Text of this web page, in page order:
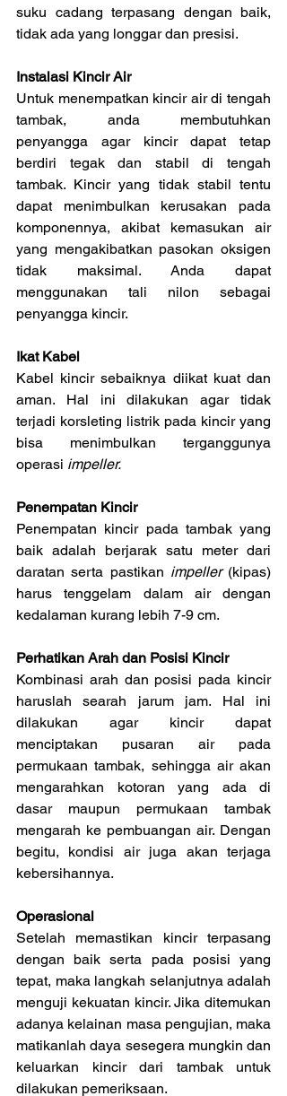
suku cadang terpasang dengan baik,
tidak ada yang longgar dan presisi.
Instalasi Kincir Air
Untuk menempatkan kincir air di tengah
tambak, anda membutuhkan
penyangga agar kincir dapat tetap
berdiri tegak dan stabil di tengah
tambak. Kincir yang tidak stabil tentu
dapat menimbulkan kerusakan pada
komponennya, akibat kemasukan air
yang mengakibatkan pasokan oksigen
tidak maksimal. Anda dapat
menggunakan tali nilon sebagai
penyangga kincir.
Ikat Kabel
Kabel kincir sebaiknya diikat kuat dan
aman. Hal ini dilakukan agar tidak
terjadi korsleting listrik pada kincir yang
bisa menimbulkan terganggunya
operasi impeller.
Penempatan Kincir
Penempatan kincir pada tambak yang
baik adalah berjarak satu meter dari
daratan serta pastikan impeller (kipas)
harus tenggelam dalam air dengan
kedalaman kurang lebih 7-9 cm.
Perhatikan Arah dan Posisi Kincir
Kombinasi arah dan posisi pada kincir
haruslah searah jarum jam. Hal ini
dilakukan agar kincir dapat
menciptakan pusaran air pada
permukaan tambak, sehingga air akan
mengarahkan kotoran yang ada di
dasar maupun permukaan tambak
mengarah ke pembuangan air. Dengan
begitu, kondisi air juga akan terjaga
kebersihannya.
Operasional
Setelah memastikan kincir terpasang
dengan baik serta pada posisi yang
tepat, maka langkah selanjutnya adalah
menguji kekuatan kincir. Jika ditemukan
adanya kelainan masa pengujian, maka
matikanlah daya sesegera mungkin dan
keluarkan kincir dari tambak untuk
dilakukan pemeriksaan.